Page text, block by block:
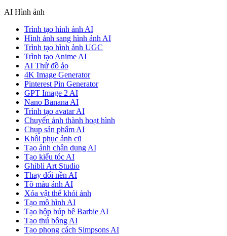
AI Hình ảnh
Trình tạo hình ảnh AI
Hình ảnh sang hình ảnh AI
Trình tạo hình ảnh UGC
Trình tạo Anime AI
AI Thử đồ ảo
4K Image Generator
Pinterest Pin Generator
GPT Image 2 AI
Nano Banana AI
Trình tạo avatar AI
Chuyển ảnh thành hoạt hình
Chụp sản phẩm AI
Khôi phục ảnh cũ
Tạo ảnh chân dung AI
Tạo kiểu tóc AI
Ghibli Art Studio
Thay đổi nền AI
Tô màu ảnh AI
Xóa vật thể khỏi ảnh
Tạo mô hình AI
Tạo hộp búp bê Barbie AI
Tạo thú bông AI
Tạo phong cách Simpsons AI